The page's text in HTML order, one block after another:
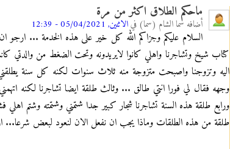
ماحكم الطلاق اكثر من مرة
أضافه سما الشام (سما) فيالاثنين, 05/04/2021 - 12:39
السلام عليكم وجزاكم الله كل خير على هذه الخدمة ...
كتاب شيخ وتشاجرنا واهلي كانوا لايريدونه وتحت الضغط من
اليه وتزوجنا واصبحت متزوجة منه ثلاث سنوات لكنه كل سنة
وجهه فقال لي فورا انتي طالق ... وثالث طلقة ايضا تشاجرنا لكنه
ورابع طلقة هذه السنة تشاجرنا شجار كبير جدا شتمني وشتمته وشتم
طلقة من هذه الطلقات وماذا يجب ان نفعل الان لنعود لبعض شرعا...